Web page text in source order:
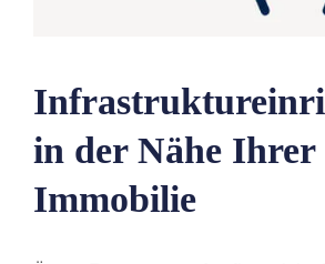
in der Nähe Ihrer
Immobilie